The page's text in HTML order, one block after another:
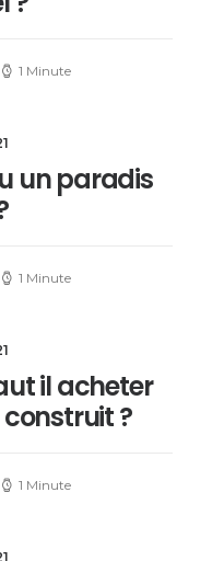
1 Minute
un paradis
1 Minute
il acheter
?
1 Minute